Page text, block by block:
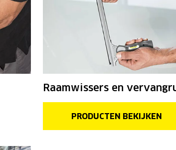
Raamwissers en
PRODUCTEN BEKIJKEN